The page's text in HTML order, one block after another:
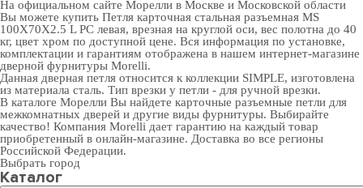
На официальном сайте Морелли в Москве и Московской области
Вы можете купить Петля карточная стальная разъемная MS
100X70X2.5 L PC левая, врезная на круглой оси, вес полотна до 40
кг, цвет хром по доступной цене. Вся информация по установке,
комплектации и гарантиям отображена в нашем интернет-магазине
дверной фурнитуры Morelli.
Данная дверная петля относится к коллекции SIMPLE, изготовлена
из материала сталь. Тип врезки у петли - для ручной врезки.
В каталоге Морелли Вы найдете карточные разъемные петли для
межкомнатных дверей и другие виды фурнитуры. Выбирайте
качество! Компания Morelli дает гарантию на каждый товар
приобретенный в онлайн-магазине. Доставка во все регионы
Российской Федерации.
Выбрать город
Каталог